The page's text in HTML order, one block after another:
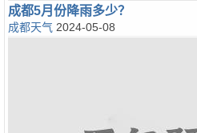
成都5月份降雨多少？
成都天气 2024-05-08